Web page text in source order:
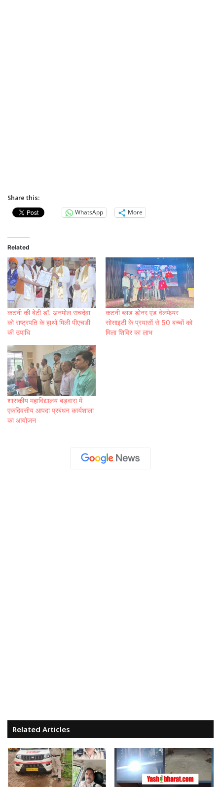
Share this:
WhatsApp
More
Related
कटनी की बेटी डॉ. अनमोल सचदेवा
को राष्ट्रपति के हाथों मिली पीएचडी
की उपाधि
कटनी ब्लड डोनर एंड वेलफेयर
सोसाइटी के प्रयासों से 50 बच्चों को
मिला शिविर का लाभ
शासकीय महाविद्यालय बड़वारा में
एकदिवसीय आपदा प्रबंधन कार्यशाला
का आयोजन
Related Articles